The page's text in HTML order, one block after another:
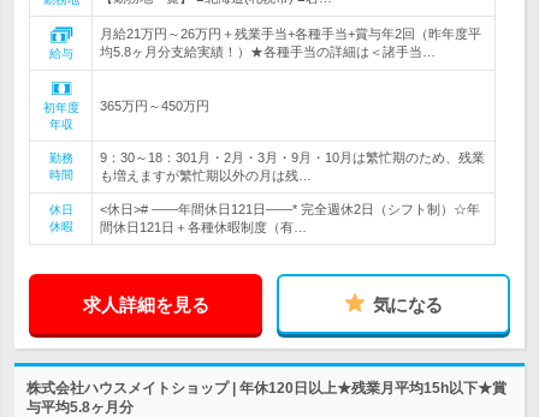
給与
月給21万円～26万円＋残業手当+各種手当+賞与年2回（昨年度平
均5.8ヶ月分支給実績！）★各種手当の詳細は＜諸手当…
初年度
年収
365万円～450万円
勤務
時間
9：30～18：301月・2月・3月・9月・10月は繁忙期のため、残業
も増えますが繁忙期以外の月は残…
休日
休暇
<休日># ――年間休日121日――* 完全週休2日（シフト制）☆年
間休日121日＋各種休暇制度（有…
求人詳細を見る 気になる
株式会社ハウスメイトショップ | 年休120日以上★残業月平均15h以下★賞
与平均5.8ヶ月分